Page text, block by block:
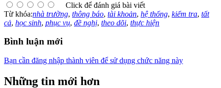
Click để đánh giá bài viết
Từ khóa:nhà trường, thông báo, tài khoản, hệ thống, kiểm tra, tất
cả, học sinh, phục vụ, đề nghị, theo dõi, thực hiện
Bình luận mới
Bạn cần đăng nhập thành viên để sử dụng chức năng này
Những tin mới hơn